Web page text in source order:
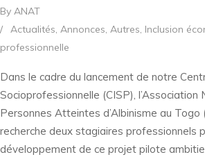
By ANAT
/
Actualités, Annonces, Autres, Inclusion
professionnelle
Dans le cadre du lancement de notre
Socioprofessionnelle (CISP), l’Association
Personnes Atteintes d’Albinisme au
recherche deux stagiaires professionnels
développement de ce projet pilote